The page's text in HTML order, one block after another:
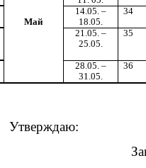
Май
14.05. –
18.05.
34
21.05. –
25.05.
35
28.05. –
31.05.
36
Утверждаю: